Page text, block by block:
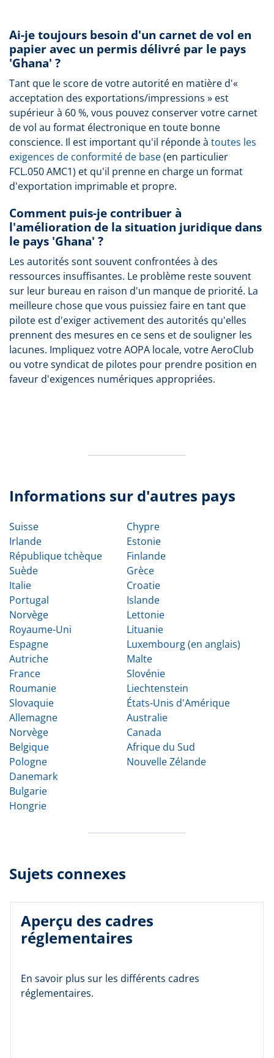
Ai-je toujours besoin d'un carnet de vol en
papier avec un permis délivré par le pays
'Ghana' ?
Tant que le score de votre autorité en matière d'«
acceptation des exportations/impressions » est
supérieur à 60 %, vous pouvez conserver votre carnet
de vol au format électronique en toute bonne
conscience. Il est important qu'il réponde à toutes les
exigences de conformité de base(en particulier
FCL.050 AMC1) et qu'il prenne en charge un format
d'exportation imprimable et propre.
Comment puis-je contribuer à
l'amélioration de la situation juridique dans
le pays 'Ghana' ?
Les autorités sont souvent confrontées à des
ressources insuffisantes. Le problème reste souvent
sur leur bureau en raison d'un manque de priorité. La
meilleure chose que vous puissiez faire en tant que
pilote est d'exiger activement des autorités qu'elles
prennent des mesures en ce sens et de souligner les
lacunes. Impliquez votre AOPA locale, votre AeroClub
ou votre syndicat de pilotes pour prendre position en
faveur d'exigences numériques appropriées.
Informations sur d'autres pays
Suisse
Irlande
République tchèque
Suède
Italie
Portugal
Norvège
Royaume-Uni
Espagne
Autriche
France
Roumanie
Slovaquie
Allemagne
Norvège
Belgique
Pologne
Danemark
Bulgarie
Hongrie
Chypre
Estonie
Finlande
Grèce
Croatie
Islande
Lettonie
Lituanie
Luxembourg (en anglais)
Malte
Slovénie
Liechtenstein
États-Unis d'Amérique
Australie
Canada
Afrique du Sud
Nouvelle Zélande
Sujets connexes
Aperçu des cadres
réglementaires
En savoir plus sur les différents cadres
réglementaires.